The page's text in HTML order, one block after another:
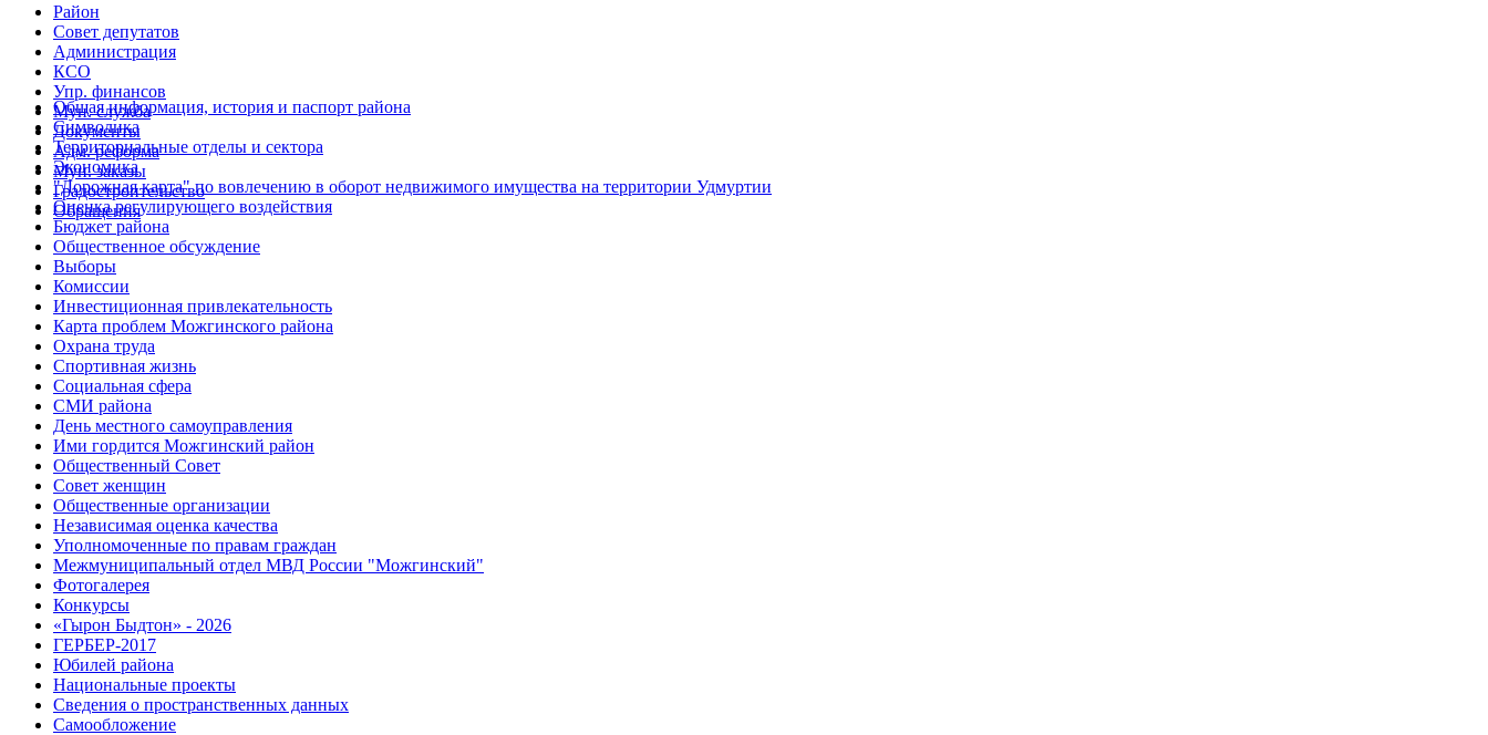
Район
Совет депутатов
Администрация
КСО
Упр. финансов
Мун. служба
Документы
Адм. реформа
Мун. заказы
Градостроительство
Обращения
Общая информация, история и паспорт района
Символика
Территориальные отделы и сектора
Экономика
"Дорожная карта" по вовлечению в оборот недвижимого имущества на территории Удмуртии
Оценка регулирующего воздействия
Бюджет района
Общественное обсуждение
Выборы
Комиссии
Инвестиционная привлекательность
Карта проблем Можгинского района
Охрана труда
Спортивная жизнь
Социальная сфера
СМИ района
День местного самоуправления
Ими гордится Можгинский район
Общественный Совет
Совет женщин
Общественные организации
Независимая оценка качества
Уполномоченные по правам граждан
Межмуниципальный отдел МВД России "Можгинский"
Фотогалерея
Конкурсы
«Гырон Быдтон» - 2026
ГЕРБЕР-2017
Юбилей района
Национальные проекты
Сведения о пространственных данных
Самообложение